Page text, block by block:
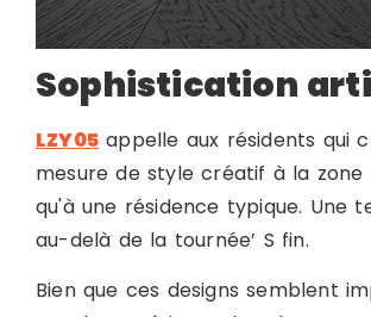
Sophistication
LZY05 appelle aux résidents qui
mesure de style créatif à la
qu'à une résidence typique. Une
au-delà de la tournée’ S fin.
Bien que ces designs semblent